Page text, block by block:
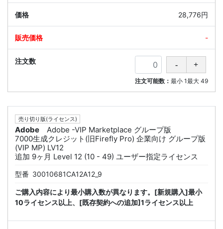
28,776円
-
注文可能数： 最小 1最大 49
売り切り版(ライセンス)
Adobe
Adobe -VIP Marketplace グループ版
7000生成クレジット(旧Firefly Pro) 企業向け グループ版
(VIP MP) LV12
追加 9ヶ月 Level 12 (10 - 49) ユーザー指定ライセンス
型番 30010681CA12A12_9
ご購入内容により最小購入数が異なります。[新規購入]最小
10ライセンス以上、[既存契約への追加]1ライセンス以上